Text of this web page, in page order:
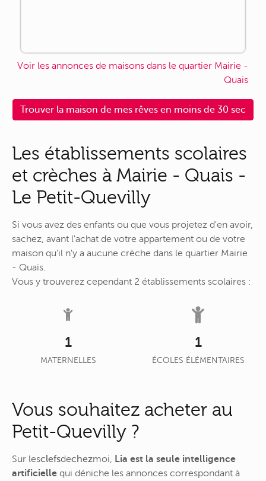
Voir les annonces de maisons dans le quartier Mairie -
Quais
Trouver la maison de mes rêves en moins de 30 sec
Les établissements scolaires
et crèches à Mairie - Quais -
Le Petit-Quevilly
Si vous avez des enfants ou que vous projetez d'en avoir,
sachez, avant l'achat de votre appartement ou de votre
maison qu'il n'y a aucune crèche dans le quartier Mairie
- Quais.
Vous y trouverez cependant 2 établissements scolaires :
1
MATERNELLES
1
ÉCOLES ÉLÉMENTAIRES
Vous souhaitez acheter au
Petit-Quevilly ?
Sur lesclefsdechezmoi, Lia est la seule intelligence
artificielle qui déniche les annonces correspondant à